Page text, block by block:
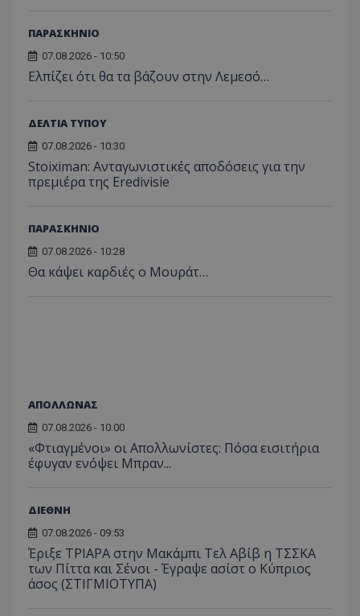
ΠΑΡΑΣΚΗΝΙΟ
07.08.2026 - 10:50
Ελπίζει ότι θα τα βάζουν στην Λεμεσό…
ΔΕΛΤΙΑ ΤΥΠΟΥ
07.08.2026 - 10:30
Stoiximan: Ανταγωνιστικές αποδόσεις για την
πρεμιέρα της Eredivisie
ΠΑΡΑΣΚΗΝΙΟ
07.08.2026 - 10:28
Θα κάψει καρδιές ο Μουράτ…
ΑΠΟΛΛΩΝΑΣ
07.08.2026 - 10:00
«Φτιαγμένοι» οι Απολλωνίστες: Πόσα εισιτήρια
έφυγαν ενόψει Μπραν...
ΔΙΕΘΝΗ
07.08.2026 - 09:53
Έριξε ΤΡΙΑΡΑ στην Μακάμπι Τελ Αβίβ η ΤΣΣΚΑ
των Πίττα και Σένσι - Έγραψε ασίστ ο Κύπριος
άσος (ΣΤΙΓΜΙΟΤΥΠΑ)